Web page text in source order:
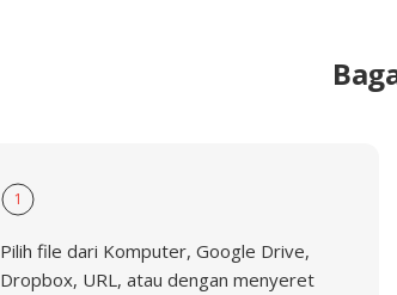
1
Pilih file dari Komputer, Google Drive,
Dropbox, URL, atau dengan menyeret